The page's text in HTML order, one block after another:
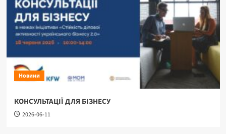
Новини
КОНСУЛЬТАЦІЇ ДЛЯ БІЗНЕСУ
2026-06-11